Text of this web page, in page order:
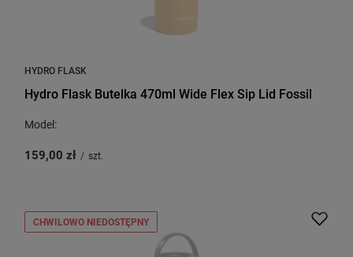
HYDRO FLASK
Hydro Flask Butelka 470ml Wide Flex Sip Lid Fossil
Model:
159,00 zł / szt.
CHWILOWO NIEDOSTĘPNY